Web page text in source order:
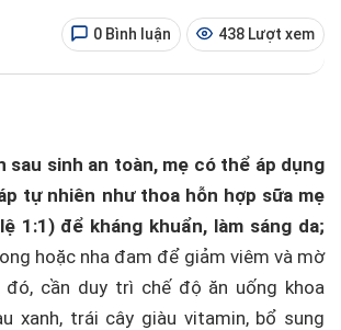
0 Bình luận 438 Lượt xem
sau sinh an toàn, mẹ có thể áp dụng
tự nhiên như thoa hỗn hợp sữa mẹ
1:1) để kháng khuẩn, làm sáng da;
hoặc nha đam để giảm viêm và mờ
đó, cần duy trì chế độ ăn uống khoa
xanh, trái cây giàu vitamin, bổ sung